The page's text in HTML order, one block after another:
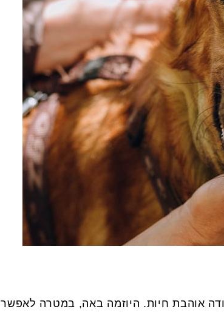
אוהבת חיות. היוזמה באה, במטרה לאפשר